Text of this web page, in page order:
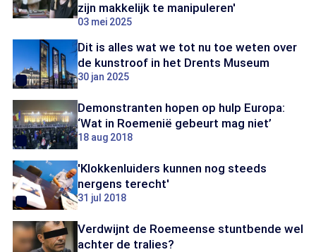
zijn makkelijk te manipuleren'
03 mei 2025
Dit is alles wat we tot nu toe weten over
de kunstroof in het Drents Museum
30 jan 2025
Demonstranten hopen op hulp Europa:
‘Wat in Roemenië gebeurt mag niet’
18 aug 2018
'Klokkenluiders kunnen nog steeds
nergens terecht'
31 jul 2018
Verdwijnt de Roemeense stuntbende wel
achter de tralies?